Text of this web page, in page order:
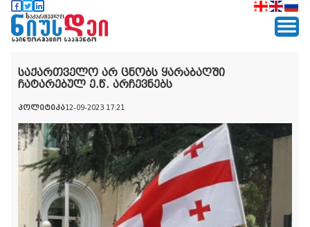
საქართველო არ ცნობს ყარაბაღში
ჩატარებულ ე.წ. არჩევნებს
პოლიტიკა12-09-2023 17:21